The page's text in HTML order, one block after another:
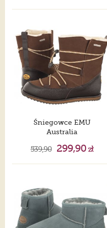
Śniegowce EMU
Australia
539,90 299,90zł